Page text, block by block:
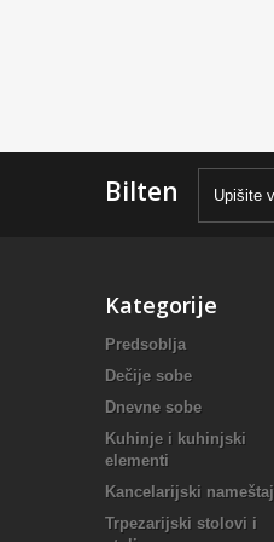
Bilten
Kategorije
Predsoblja
Dečije sobe
Dnevne sobe
Kuhinje i kuhinjski
elementi
Kancelarijski nameštaj
Trpezarijski stolovi i